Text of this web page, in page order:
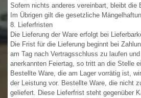
Sofern nichts anderes vereinbart, bleibt die
Im Übrigen gilt die gesetzliche
8. Lieferfristen
Die Lieferung der Ware erfolgt bei
Die Frist für die Lieferung beginnt bei
am Tag nach Vertragsschluss zu laufen
anerkannten Feiertag, so tritt an die Stelle
Bestellte Ware, die am Lager vorrätig ist,
der Leistung vor. Bestellte Ware, die nicht
geliefert. Diese Lieferfrist steht gegenüber